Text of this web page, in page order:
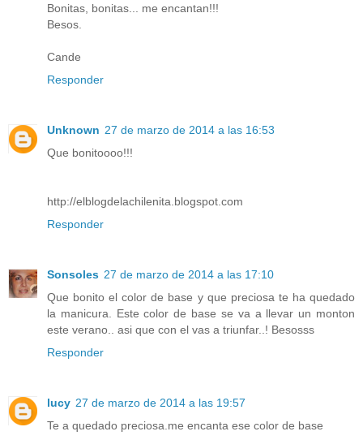
Bonitas, bonitas... me encantan!!!
Besos.
Cande
Responder
Unknown 27 de marzo de 2014 a las 16:53
Que bonitoooo!!!
http://elblogdelachilenita.blogspot.com
Responder
Sonsoles 27 de marzo de 2014 a las 17:10
Que bonito el color de base y que preciosa te ha quedado
la manicura. Este color de base se va a llevar un monton
este verano.. asi que con el vas a triunfar..! Besosss
Responder
lucy 27 de marzo de 2014 a las 19:57
Te a quedado preciosa.me encanta ese color de base